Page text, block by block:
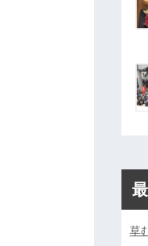
草